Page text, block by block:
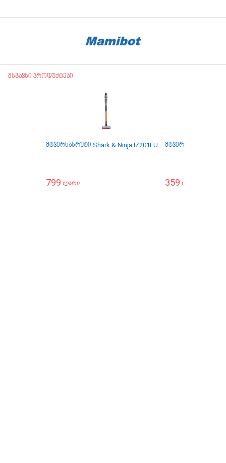
მსგავსი პროდუქტები
მტვერსასრუტი Shark & Ninja IZ201EU
799 ლარი
მტვერსასრუტი
359 ლარი